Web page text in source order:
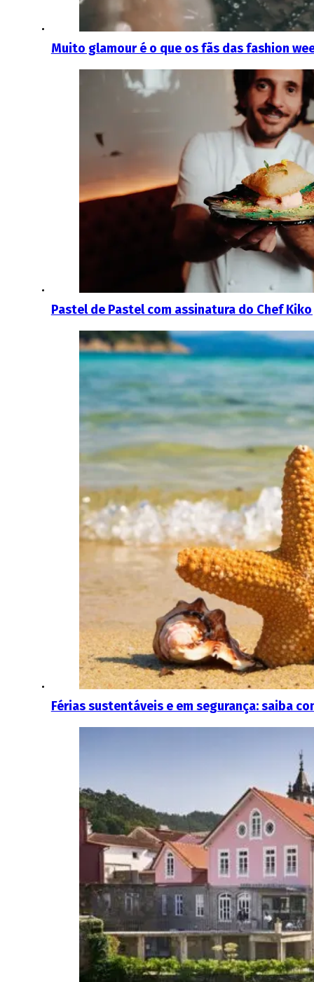
Muito glamour é o que os fãs das fashion
Pastel de Pastel com assinatura do Chef
Férias sustentáveis e em segurança: saiba